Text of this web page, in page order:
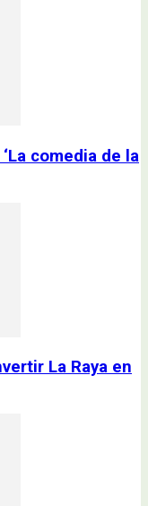
comedia de la
La Raya en